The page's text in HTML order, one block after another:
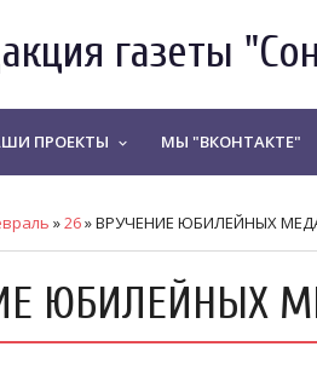
газеты
ПРОЕКТЫ keyboard_arrow_down МЫ "ВКОНТАКТЕ"
»26» ВРУЧЕНИЕ ЮБИЛЕЙНЫХ
ЮБИЛЕЙНЫХ